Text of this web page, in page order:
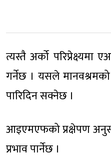
त्यस्तै अर्को
गर्नेछ । यसले
पारिदिन सक्नेछ ।
आइएमएफको प्रक्षेपण
प्रभाव पार्नेछ ।